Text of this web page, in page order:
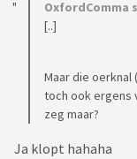
OxfordComma
[..]
Maar die
toch ook ergens
zeg maar?
Ja klopt hahaha